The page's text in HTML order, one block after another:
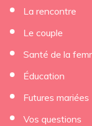
La rencontre
Le couple
Santé de la
Éducation
Futures mariées
Vos questions